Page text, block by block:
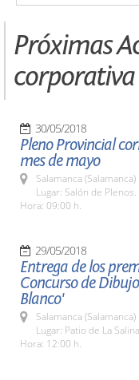
Próximas
corporativa
30/05/2018
Pleno Provincial
mes de mayo
Salamanca (Salamanca)
Lugar: Salón de
Hora: 09:00 h.
29/05/2018
Entrega de los
Concurso de
Blanco'
Salamanca (Salamanca)
Lugar: Patio de La Salina
Hora: 12:00 h.